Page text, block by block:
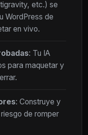
etc.) se
WordPress de
en vivo.
: Tu IA
para maquetar y
: Construye y
de romper